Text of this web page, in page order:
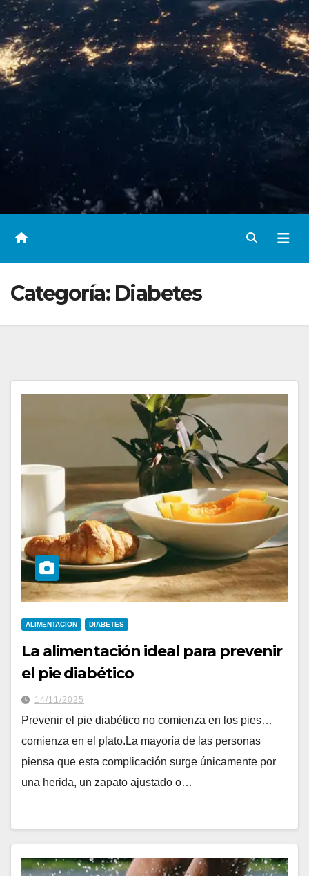
Categoría: Diabetes
ALIMENTACION DIABETES
La alimentación ideal para prevenir
el pie diabético
14/11/2025
Prevenir el pie diabético no comienza en los pies…
comienza en el plato.La mayoría de las personas
piensa que esta complicación surge únicamente por
una herida, un zapato ajustado o…